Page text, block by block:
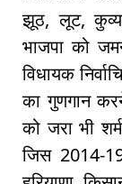
झूठ, लूट,
भाजपा को
विधायक
का गुणगान
को जरा भी
जिस 2014-